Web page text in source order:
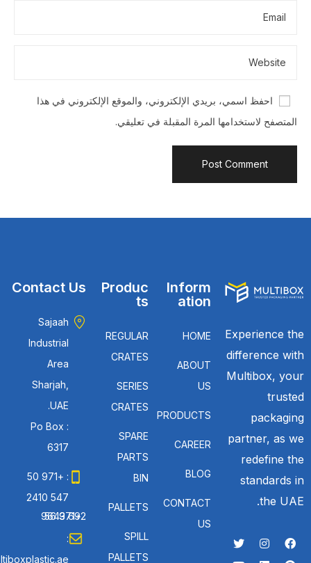
احفظ اسمي، بريدي الإلكتروني، والموقع الإلكتروني في هذا
المتصفح لاستخدامها المرة المقبلة في تعليقي.
Experience the
difference with
Multibox, your
trusted
packaging
partner, as we
redefine the
standards in
the UAE.
Inform
ation
HOME
ABOUT
US
PRODUCTS
CAREER
BLOG
CONTACT
US
Produc
ts
REGULAR
CRATES
SERIES
CRATES
SPARE
PARTS
BIN
PALLETS
SPILL
PALLETS
Contact Us
Sajaah
Industrial
Area
Sharjah,
UAE.
Po Box :
6317
: +971 50
547 2410
: +971 56 692 9643
: